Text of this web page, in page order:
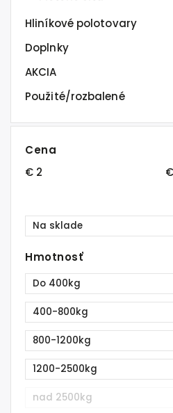
Hliníkové polotovary
Doplnky
AKCIA
Použité/rozbalené
Cena
€ 2 €
Na sklade
Hmotnosť
Do 400kg
400-800kg
800-1200kg
1200-2500kg
nad 2500kg